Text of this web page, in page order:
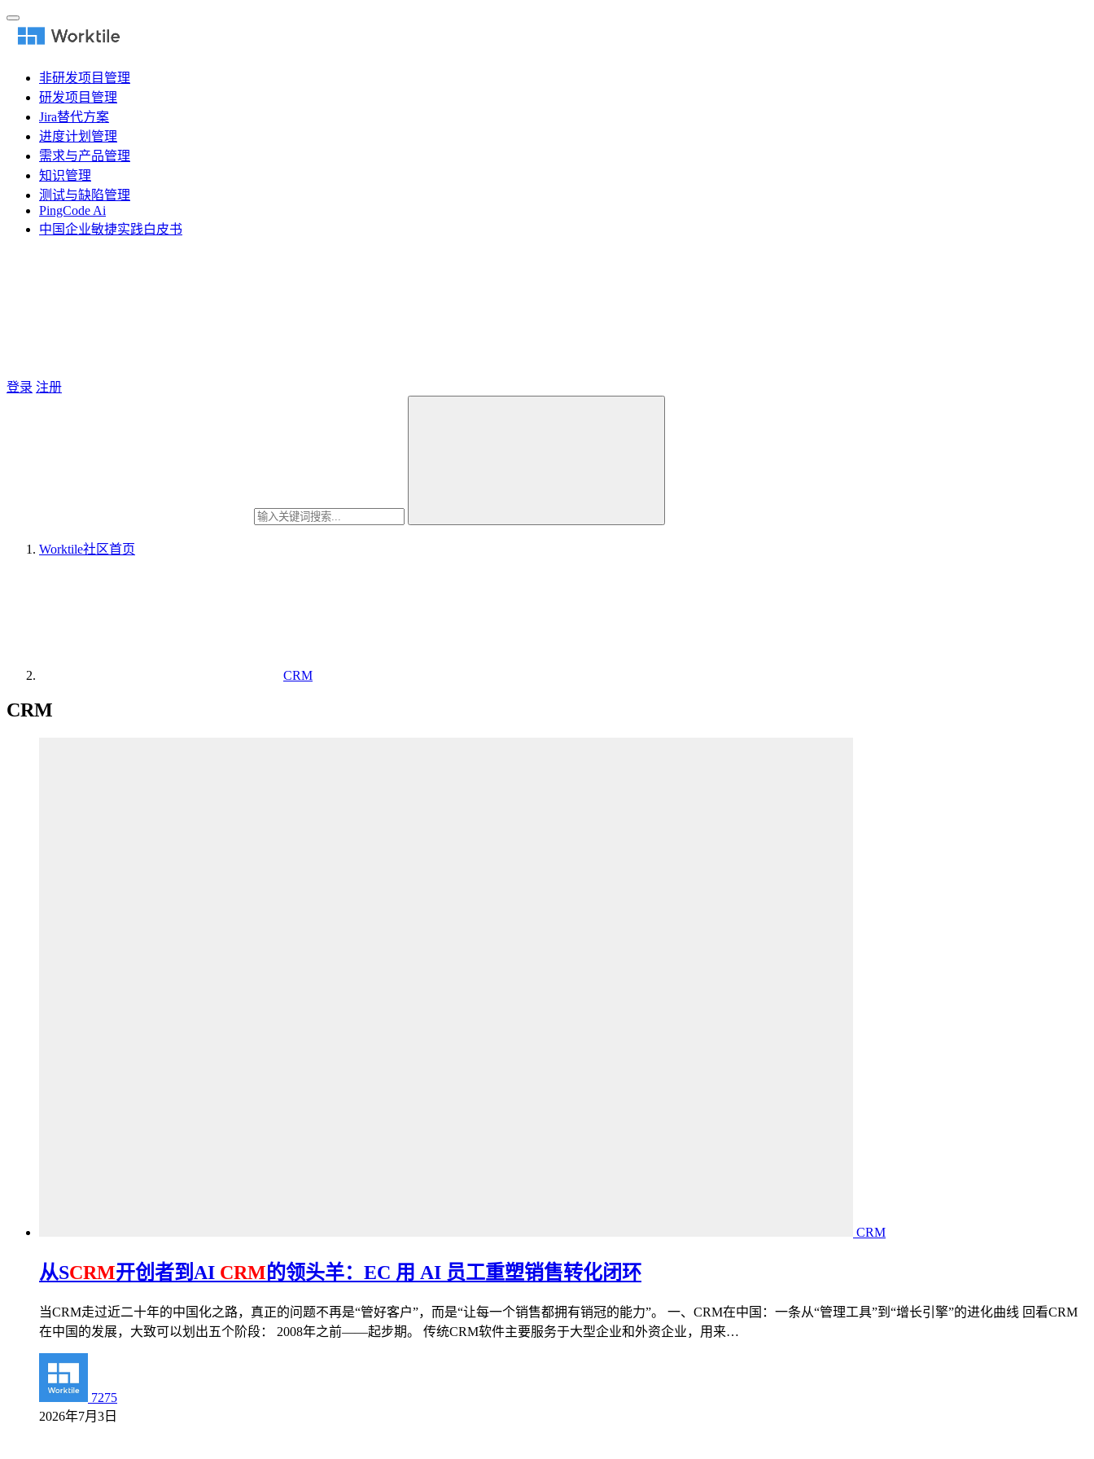
非研发项目管理
研发项目管理
Jira替代方案
进度计划管理
需求与产品管理
知识管理
测试与缺陷管理
PingCode Ai
中国企业敏捷实践白皮书
登录 注册
Worktile社区首页
CRM
CRM
CRM
从SCRM开创者到AI CRM的领头羊：EC 用 AI 员工重塑销售转化闭环
当CRM走过近二十年的中国化之路，真正的问题不再是“管好客户”，而是“让每一个销售都拥有销冠的能力”。 一、CRM在中国：一条从“管理工具”到“增长引擎”的进化曲线 回看CRM
在中国的发展，大致可以划出五个阶段： 2008年之前——起步期。 传统CRM软件主要服务于大型企业和外资企业，用来…
7275
2026年7月3日